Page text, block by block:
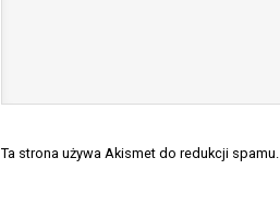
Ta strona używa Akismet do redukcji spamu.